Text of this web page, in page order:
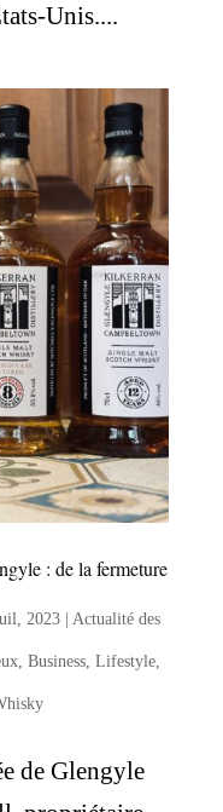
Unis....
: de la fermeture
2023| Actualité des
, Business, Lifestyle,
de Glengyle